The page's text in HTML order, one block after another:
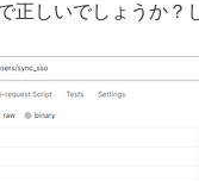
正しいでしょうか？